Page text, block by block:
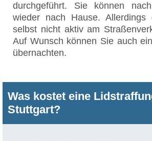
durchgeführt. Sie können
wieder nach Hause.
selbst nicht aktiv am
Auf Wunsch können Sie auch
übernachten.
Was kostet eine
Stuttgart?